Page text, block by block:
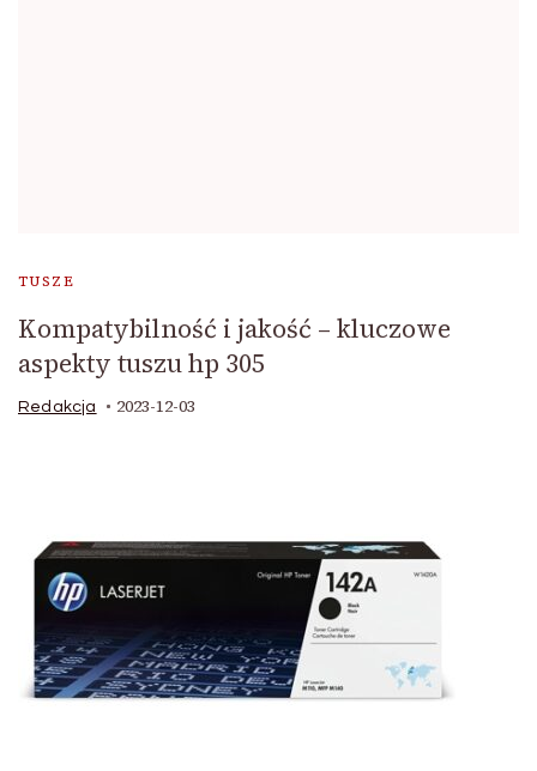
TUSZE
Kompatybilność i jakość – kluczowe
aspekty tuszu hp 305
Redakcja 2023-12-03